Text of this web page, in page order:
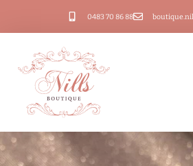
0483 70 86 88